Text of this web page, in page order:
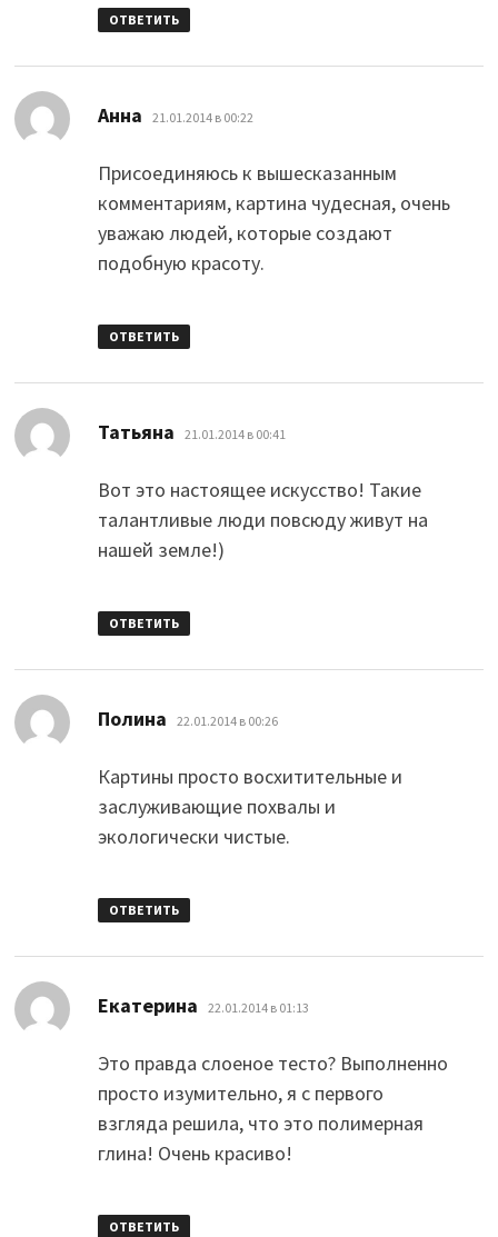
ОТВЕТИТЬ
Анна 21.01.2014 в 00:22
Присоединяюсь к вышесказанным
комментариям, картина чудесная, очень
уважаю людей, которые создают
подобную красоту.
ОТВЕТИТЬ
Татьяна 21.01.2014 в 00:41
Вот это настоящее искусство! Такие
талантливые люди повсюду живут на
нашей земле!)
ОТВЕТИТЬ
Полина 22.01.2014 в 00:26
Картины просто восхитительные и
заслуживающие похвалы и
экологически чистые.
ОТВЕТИТЬ
Екатерина 22.01.2014 в 01:13
Это правда слоеное тесто? Выполненно
просто изумительно, я с первого
взгляда решила, что это полимерная
глина! Очень красиво!
ОТВЕТИТЬ